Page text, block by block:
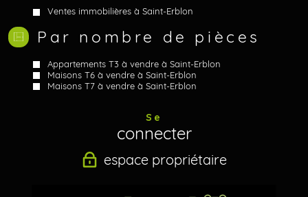
Ventes immobilières à Saint-Erblon
Par nombre de pièces
Appartements T3 à vendre à Saint-Erblon
Maisons T6 à vendre à Saint-Erblon
Maisons T7 à vendre à Saint-Erblon
Se
connecter
espace propriétaire